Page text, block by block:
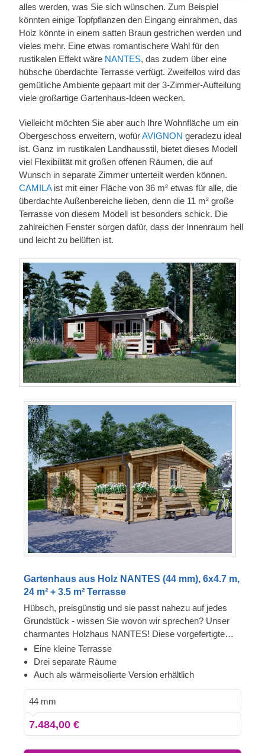
alles werden, was Sie sich wünschen. Zum Beispiel
könnten einige Topfpflanzen den Eingang einrahmen, das
Holz könnte in einem satten Braun gestrichen werden und
vieles mehr. Eine etwas romantischere Wahl für den
rustikalen Effekt wäre NANTES, das zudem über eine
hübsche überdachte Terrasse verfügt. Zweifellos wird das
gemütliche Ambiente gepaart mit der 3-Zimmer-Aufteilung
viele großartige Gartenhaus-Ideen wecken.
Vielleicht möchten Sie aber auch Ihre Wohnfläche um ein
Obergeschoss erweitern, wofürAVIGNON geradezu ideal
ist. Ganz im rustikalen Landhausstil, bietet dieses Modell
viel Flexibilität mit großen offenen Räumen, die auf
Wunsch in separate Zimmer unterteilt werden können.
CAMILAist mit einer Fläche von 36 m² etwas für alle, die
überdachte Außenbereiche lieben, denn die 11 m² große
Terrasse von diesem Modell ist besonders schick. Die
zahlreichen Fenster sorgen dafür, dass der Innenraum hell
und leicht zu belüften ist.
Gartenhaus aus Holz NANTES (44 mm), 6x4.7 m,
24 m² + 3.5 m² Terrasse
Hübsch, preisgünstig und sie passt nahezu auf jedes
Grundstück - wissen Sie wovon wir sprechen? Unser
charmantes Holzhaus NANTES! Diese vorgefertigte
Blockhütte aus Holz ist eine hervorragende Lösung für
alle, die ein kompaktes Gartenhaus suchen, das
außergewöhnliche Funktionalität und Komfort zugleich
machen, mit einer Tasse Kaffee oder Tee? Dann ist
dieses Modell genau das Richtige für Sie! Für besonders
hohen Komfort ist auch eine isolierte Version dieses
Modells lieferbar.
Eine kleine Terrasse
Drei separate Räume
Auch als wärmeisolierte Version erhältlich
44 mm
7.484,00 €